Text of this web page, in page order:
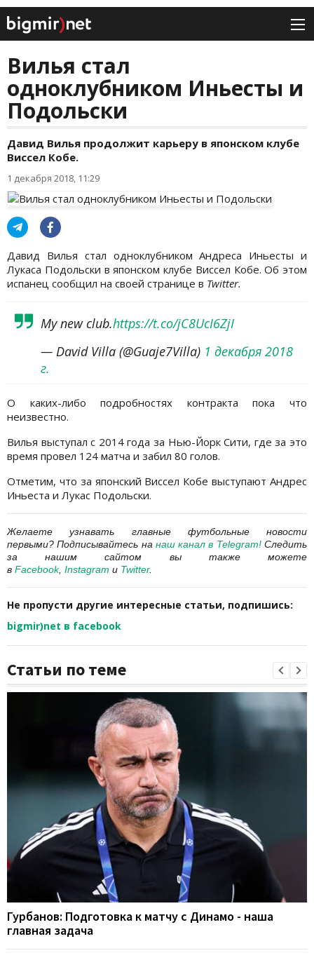
Вилья стал
одноклубником Иньесты и
Подольски
Давид Вилья продолжит карьеру в японском клубе
Виссел Кобе.
1 декабря 2018, 11:29
Давид Вилья стал одноклубником Андреса Иньесты и
Лукаса Подольски в японском клубе Виссел Кобе. Об этом
испанец сообщил на своей странице в Twitter.
My new club.https://t.co/jC8UcI6ZjI
— David Villa (@Guaje7Villa) 1 декабря 2018
г.
О каких-либо подробностях контракта пока что
неизвестно.
Вилья выступал с 2014 года за Нью-Йорк Сити, где за это
время провел 124 матча и забил 80 голов.
Отметим, что за японский Виссел Кобе выступают Андрес
Иньеста и Лукас Подольски.
Желаете узнавать главные футбольные новости
первыми? Подписывайтесь на наш канал в Telegram!Следить
за нашим сайтом вы также можете
в Facebook, Instagram и Twitter.
Не пропусти другие интересные статьи, подпишись:
bigmir)net в facebook
Статьи по теме
Гурбанов: Подготовка к матчу с Динамо - наша
главная задача